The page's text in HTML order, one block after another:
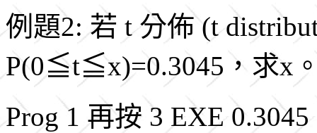
例題2: 若 t 分佈 (t
P(0≦t≦x)=0.3045，求x
Prog 1 再按 3 EXE